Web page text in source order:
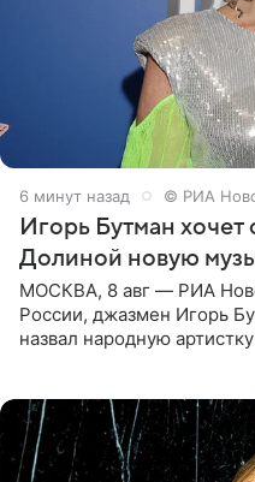
6 минут назад © РИА
Игорь Бутман хочет
Долиной новую
МОСКВА, 8 авг — РИА
России, джазмен Игорь
назвал народную